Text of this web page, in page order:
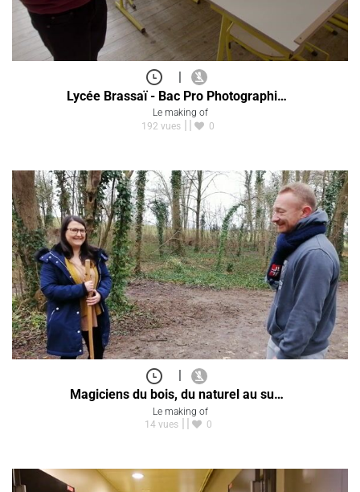
|
Lycée Brassaï - Bac Pro Photographi…
Le making of
192 vues
0
|
Magiciens du bois, du naturel au su…
Le making of
14 vues
0